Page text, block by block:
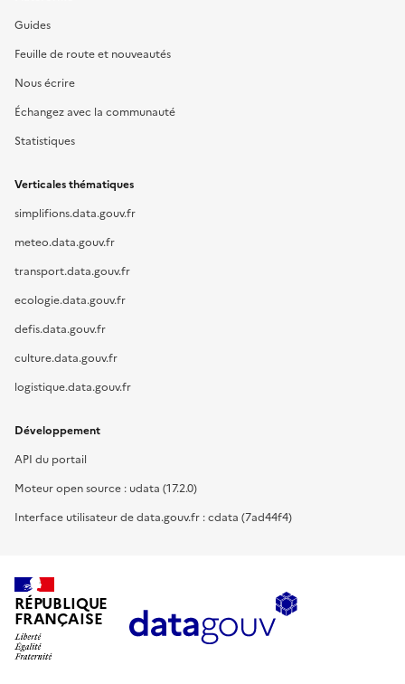
Guides
Feuille de route et nouveautés
Nous écrire
Échangez avec la communauté
Statistiques
Verticales thématiques
simplifions.data.gouv.fr
meteo.data.gouv.fr
transport.data.gouv.fr
ecologie.data.gouv.fr
defis.data.gouv.fr
culture.data.gouv.fr
logistique.data.gouv.fr
Développement
API du portail
Moteur open source : udata (17.2.0)
Interface utilisateur de data.gouv.fr : cdata (7ad44f4)
RÉPUBLIQUE
FRANÇAISE